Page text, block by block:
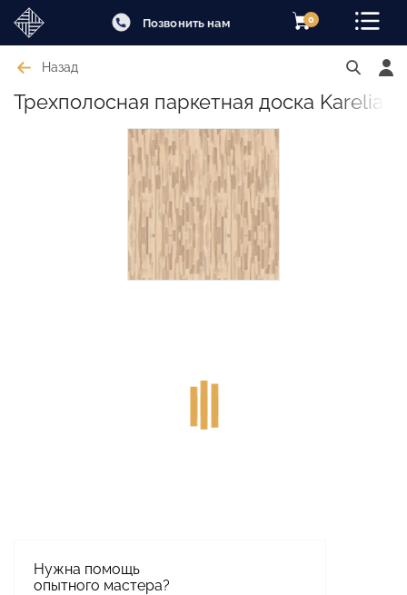
Позвонить нам 0
Назад
Трехполосная паркетная доска Karelia
Нужна помощь
опытного мастера?